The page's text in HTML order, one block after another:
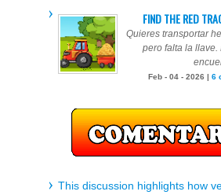
FIND THE RED
Quieres transportar
pero falta la llave.
Feb - 04 - 2026 | 6
This discussion highlights how